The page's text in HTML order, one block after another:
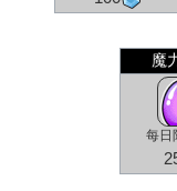
魔
每日